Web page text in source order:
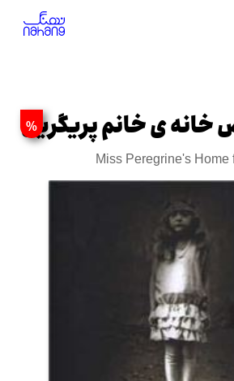
%
ی خانم پریگرین
Miss Peregrine's